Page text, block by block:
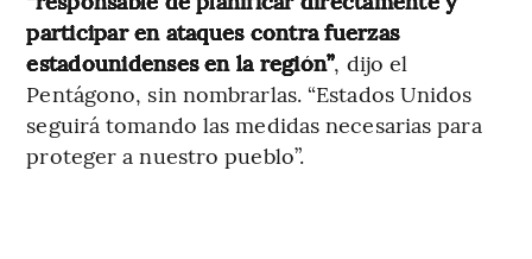
participar en ataques contra fuerzas
estadounidenses en la región”, dijo el
Pentágono, sin nombrarlas. “Estados Unidos
seguirá tomando las medidas necesarias para
proteger a nuestro pueblo”.